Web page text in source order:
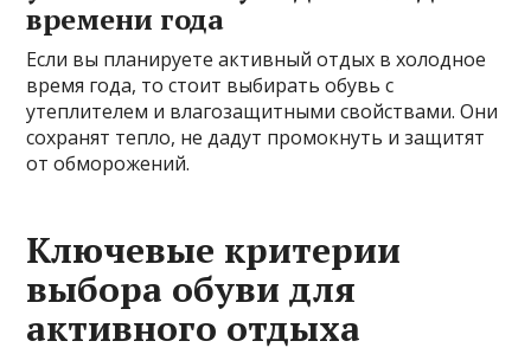
времени года
Если вы планируете активный отдых в холодное
время года, то стоит выбирать обувь с
утеплителем и влагозащитными свойствами. Они
сохранят тепло, не дадут промокнуть и защитят
от обморожений.
Ключевые критерии
выбора обуви для
активного отдыха